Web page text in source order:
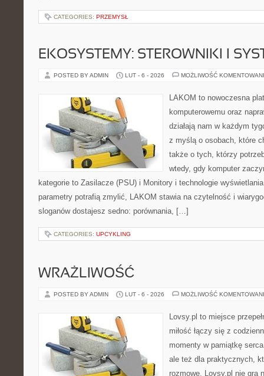
CATEGORIES: PRZEMYSŁ
EKOSYSTEMY: STEROWNIKI I
POSTED BY ADMIN LUT - 6 - 2026 MOŻLIWOŚĆ
LAKOM to nowoczesna
komputerowemu oraz
działają nam w każdym
z myślą o osobach, które
także o tych, którzy
wtedy, gdy komputer
kategorie to Zasilacze (PSU) i Monitory i technologie
parametry potrafią zmylić, LAKOM stawia na czytelność i
sloganów dostajesz sedno: porównania, […]
CATEGORIES: UPCYKLING
WRAŻLIWOŚĆ
POSTED BY ADMIN LUT - 6 - 2026 MOŻLIWOŚĆ
Lovsy.pl to miejsce
miłość łączy się z
momenty w pamiątkę
ale też dla praktycznych,
rozmowę. Lovsy.pl nie gra